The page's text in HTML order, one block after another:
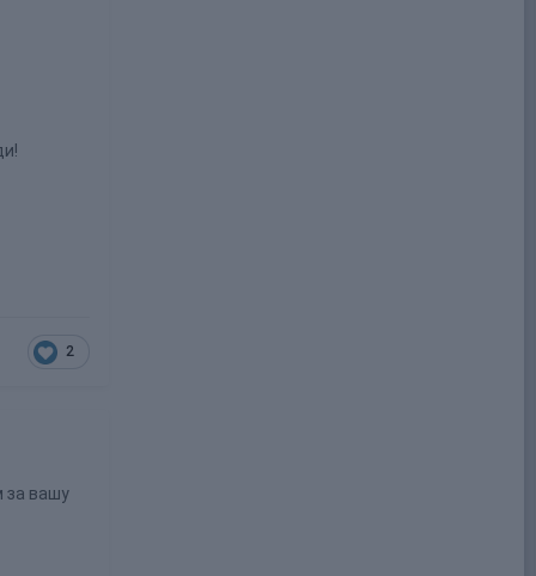
2
за вашу